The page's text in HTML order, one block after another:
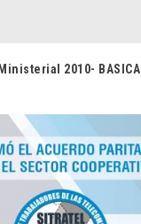
2010- BASICA